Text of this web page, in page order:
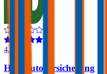
4,3
HDI Autoversicherung